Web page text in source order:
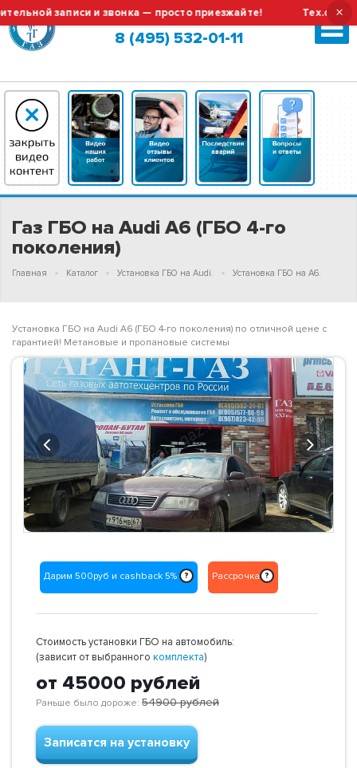
записи и звонка — просто приезжайте! ×
Москва (сменить город?)
8 (495) 532-01-11
Газ ГБО на Audi A6 (ГБО 4-го
поколения)
Главная Каталог Установка ГБО на Audi. Установка ГБО на A6.
Установка ГБО на Audi A6 (ГБО 4-го поколения) по отличной цене с
гарантией! Метановые и пропановые системы
Previous Next
Дарим 500руб и cashback 5% ? Рассрочка ?
Стоимость установки ГБО на автомобиль:
(зависит от выбранного комплекта)
от 45000 рублей
Раньше было дороже: 54900рублей
Записатся на установку